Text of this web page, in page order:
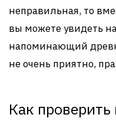
неправильная, то
вы можете увидеть
напоминающий
не очень приятно,
Как